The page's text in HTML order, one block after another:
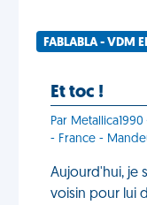
FABLABLA - VDM
Et toc !
Par Metallica1990
- France -
Aujourd'hui, je
voisin pour lui